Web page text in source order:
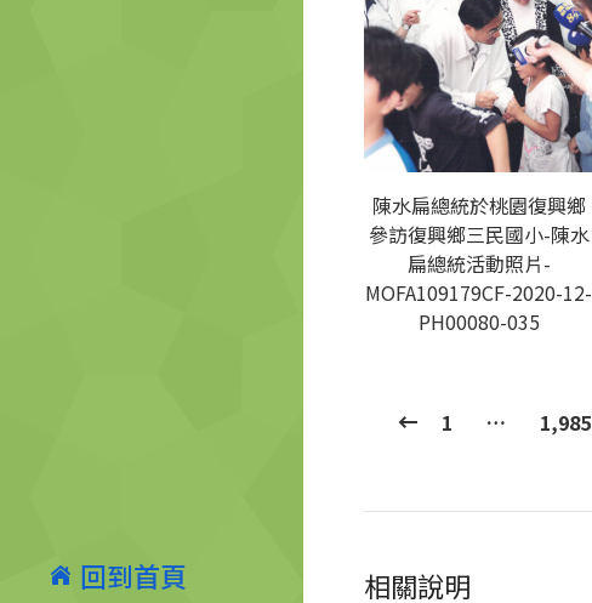
回到首頁
陳水扁總統於桃園復興鄉
參訪復興鄉三民國小-陳水
扁總統活動照片-
MOFA109179CF-2020-12-
PH00080-035
1 … 1,985
相關說明